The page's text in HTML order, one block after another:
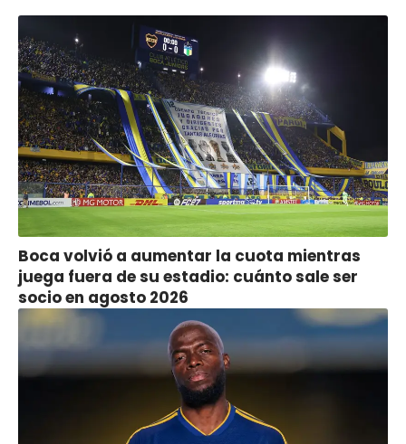
Boca volvió a aumentar la cuota mientras
juega fuera de su estadio: cuánto sale ser
socio en agosto 2026